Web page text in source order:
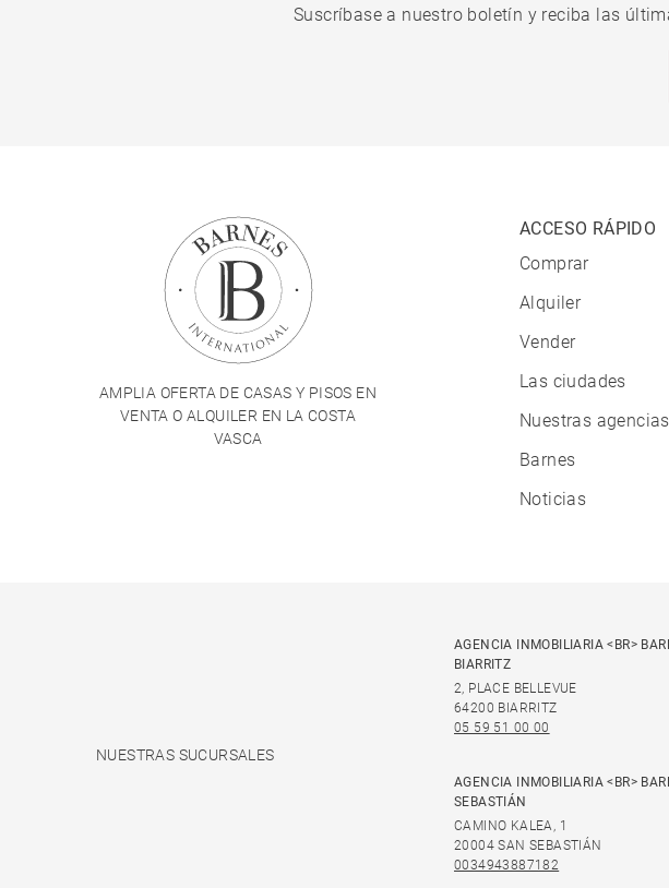
Suscríbase a nuestro boletín y reciba las
AMPLIA OFERTA DE CASAS Y PISOS EN
VENTA O ALQUILER EN LA COSTA
VASCA
ACCESO RÁPIDO
Comprar
Alquiler
Vender
Las ciudades
Nuestras agencias
Barnes
Noticias
NUESTRAS SUCURSALES
AGENCIA INMOBILIARIA <BR>
BIARRITZ
2, PLACE BELLEVUE
64200 BIARRITZ
05 59 51 00 00
AGENCIA INMOBILIARIA <BR>
SEBASTIÁN
CAMINO KALEA, 1
20004 SAN SEBASTIÁN
0034943887182